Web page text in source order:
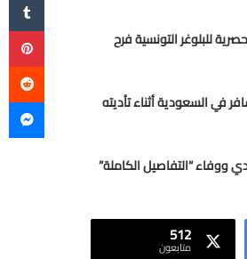
للبلوغر التونسية فرح
في السعودية أثناء تأديته
ووفاء “التفاصيل الكاملة”
512
متابعون